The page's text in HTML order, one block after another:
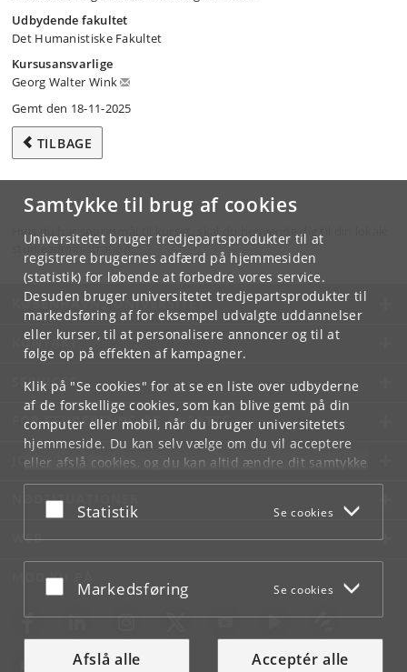
Samtykke til brug af cookies
Universitetet bruger tredjepartsprodukter til at
registrere brugernes adfærd på hjemmesiden
(statistik) for løbende at forbedre vores service.
Desuden bruger universitetet tredjepartsprodukter til
markedsføring af for eksempel udvalgte uddannelser
eller kurser, til at personalisere annoncer og til at
følge op på effekten af kampagner.
Klik på "Se cookies" for at se en liste over udbyderne
af de forskellige cookies, som kan blive gemt på din
computer eller mobil, når du bruger universitetets
hjemmeside. Du kan selv vælge om du vil acceptere
eller afslå cookies, og du kan altid ændre dit samtykke
underCookie- og privatlivspolitiksom du finder i
bunden af hver side.
Acceptér eller afslå
Statistik Se cookies
Acceptér eller afslå
Markedsføring Se cookies
Afslå alle Acceptér alle
Udbydende fakultet
Det Humanistiske Fakultet
Kursusansvarlige
Georg Walter Wink
Gemt den 18-11-2025
TILBAGE
Hvis du har spørgsmål til kurset, skal du henvende dig til din lokale
studieadministration.
KØBENHAVNS UNIVERSITET
KONTAKT
SERVICES
FOR STUDERENDE OG ANSATTE
JOB OG KARRIERE
NØDSITUATIONER
WEB
MØD KU PÅ